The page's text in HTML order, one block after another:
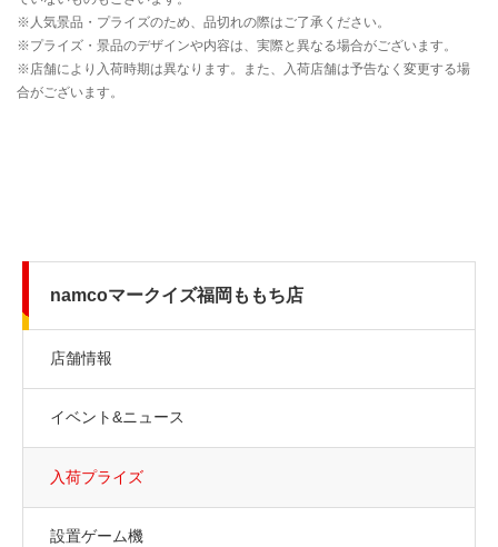
namcoマークイズ福岡ももち店
店舗情報
イベント&ニュース
入荷プライズ
設置ゲーム機